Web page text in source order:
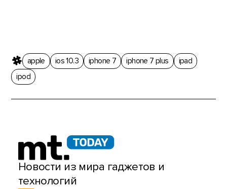
apple ios 10.3 iphone 7 iphone 7 plus
ipad
ipod
Новости из мира гаджетов и
технологий